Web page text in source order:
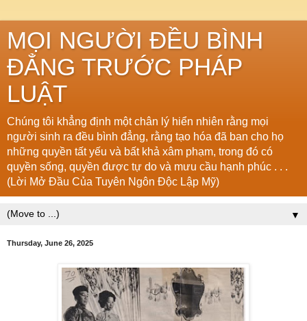
MỌI NGƯỜI ĐỀU BÌNH
ĐẲNG TRƯỚC PHÁP
LUẬT
Chúng tôi khẳng định một chân lý hiển nhiên rằng mọi
người sinh ra đều bình đẳng, rằng tạo hóa đã ban cho họ
những quyền tất yếu và bất khả xâm phạm, trong đó có
quyền sống, quyền được tự do và mưu cầu hạnh phúc . . .
(Lời Mở Đầu Của Tuyên Ngôn Độc Lập Mỹ)
▼
Thursday, June 26, 2025